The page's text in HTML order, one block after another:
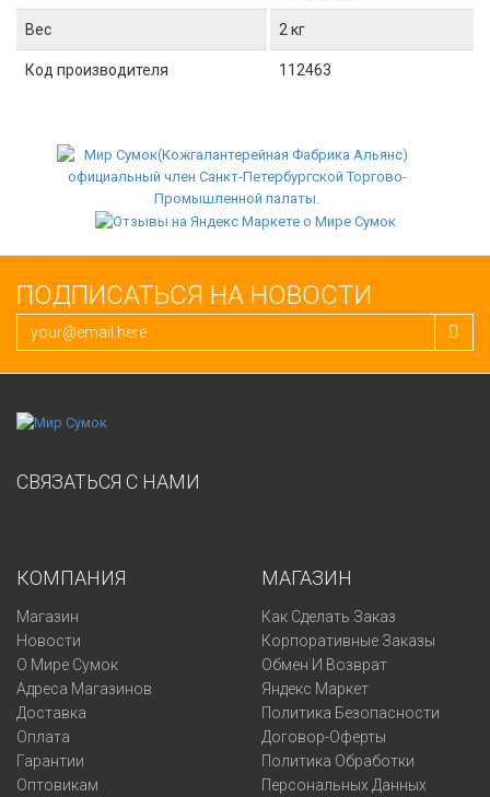
Вес 2 кг
Код производителя 112463
ПОДПИСАТЬСЯ НА НОВОСТИ
СВЯЗАТЬСЯ С НАМИ
КОМПАНИЯ
Магазин
Новости
О Мире Сумок
Адреса Магазинов
Доставка
Оплата
Гарантии
Оптовикам
МАГАЗИН
Как Сделать Заказ
Корпоративные Заказы
Обмен И Возврат
Яндекс Маркет
Политика Безопасности
Договор-Оферты
Политика Обработки
Персональных Данных